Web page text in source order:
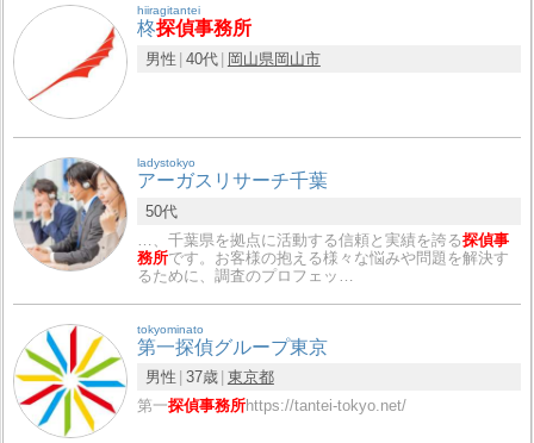
hiiragitantei
柊探偵事務所
男性 40代 岡山県 岡山市
ladystokyo
アーガスリサーチ千葉
50代
…、千葉県を拠点に活動する信頼と実績を誇る探偵事
務所です。お客様の抱える様々な悩みや問題を解決す
るために、調査のプロフェッ…
tokyominato
第一探偵グループ東京
男性 37歳 東京都
第一探偵事務所https://tantei-tokyo.net/